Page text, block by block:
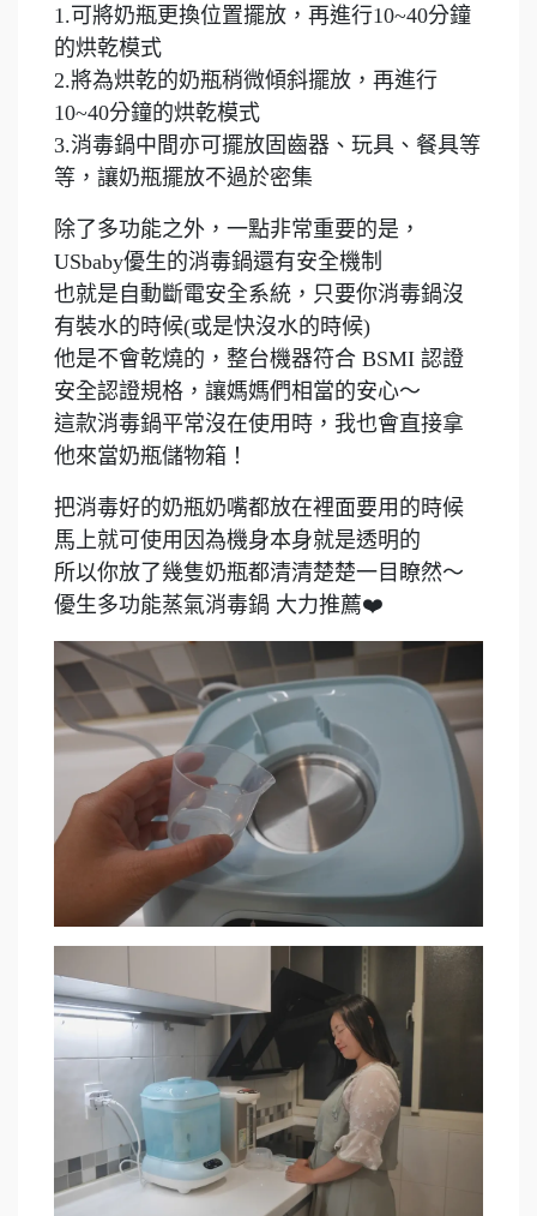
1.可將奶瓶更換位置擺放，再進行10~40分鐘
的烘乾模式
2.將為烘乾的奶瓶稍微傾斜擺放，再進行
10~40分鐘的烘乾模式
3.消毒鍋中間亦可擺放固齒器、玩具、餐具等
等，讓奶瓶擺放不過於密集
除了多功能之外，一點非常重要的是，
USbaby優生的消毒鍋還有安全機制
也就是自動斷電安全系統，只要你消毒鍋沒
有裝水的時候(或是快沒水的時候)
他是不會乾燒的，整台機器符合 BSMI 認證
安全認證規格，讓媽媽們相當的安心～
這款消毒鍋平常沒在使用時，我也會直接拿
他來當奶瓶儲物箱！
把消毒好的奶瓶奶嘴都放在裡面要用的時候
馬上就可使用因為機身本身就是透明的
所以你放了幾隻奶瓶都清清楚楚一目瞭然～
優生多功能蒸氣消毒鍋 大力推薦❤️